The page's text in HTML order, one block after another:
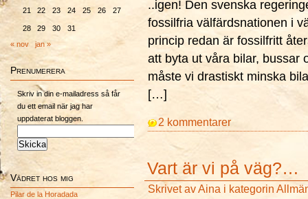
21 22 23 24 25 26 27
28 29 30
31
« nov
jan »
Prenumerera
Skriv in din e-mailadress så får
du ett email när jag har
uppdaterat bloggen.
Vädret hos mig
Pilar de la Horadada
..igen! Den svenska
fossilfria välfärdsnationen i
princip redan är fossilfritt
att byta ut våra bilar, bussar
måste vi drastiskt minska
[…]
2 kommentarer
Vart är vi på väg?…
Skrivet avAina i kategorin